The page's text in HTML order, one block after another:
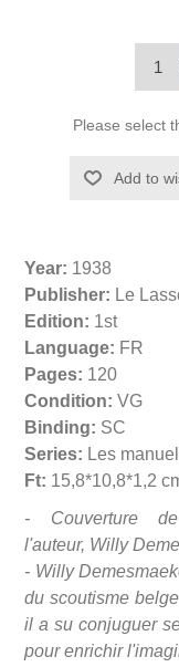
Please select
Year: 1938
Publisher: Le
Edition: 1st
Language: FR
Pages: 120
Condition: VG
Binding: SC
Series: Les
Ft: 15,8*10,8*1,2
- Couverture
l'auteur, Willy
- Willy
du scoutisme
il a su conjuguer
pour enrichir